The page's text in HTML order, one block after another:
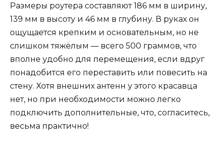
Размеры роутера составляют 186 мм в ширину,
139 мм в высоту и 46 мм в глубину. В руках он
ощущается крепким и основательным, но не
слишком тяжёлым — всего 500 граммов, что
вполне удобно для перемещения, если вдруг
понадобится его переставить или повесить на
стену. Хотя внешних антенн у этого красавца
нет, но при необходимости можно легко
подключить дополнительные, что, согласитесь,
весьма практично!